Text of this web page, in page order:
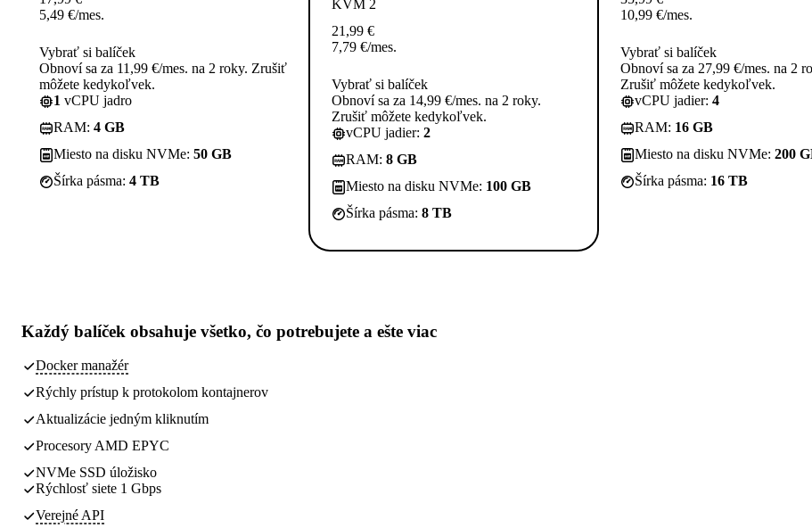
5,49 €/mes.
Vybrať si balíček
Obnoví sa za 11,99 €/mes. na 2 roky. Zrušiť
môžete kedykoľvek.
1 vCPU jadro
RAM: 4 GB
Miesto na disku NVMe: 50 GB
Šírka pásma: 4 TB
KVM 2
21,99 €
7,79 €/mes.
Vybrať si balíček
Obnoví sa za 14,99 €/mes. na 2 roky.
Zrušiť môžete kedykoľvek.
vCPU jadier: 2
RAM: 8 GB
Miesto na disku NVMe: 100 GB
Šírka pásma: 8 TB
10,99 €/mes.
Vybrať si balíček
Obnoví sa za 27,99 €/mes. na 2
Zrušiť môžete kedykoľvek.
vCPU jadier: 4
RAM: 16 GB
Miesto na disku NVMe: 200
Šírka pásma: 16 TB
Každý balíček obsahuje všetko, čo potrebujete a ešte viac
Docker manažér
Rýchly prístup k protokolom kontajnerov
Aktualizácie jedným kliknutím
Procesory AMD EPYC
NVMe SSD úložisko
Rýchlosť siete 1 Gbps
Verejné API